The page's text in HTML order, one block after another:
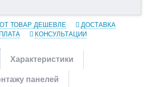
ТОВАР ДЕШЕВЛЕ
ДОСТАВКА
КОНСУЛЬТАЦИИ
Характеристики
панелей